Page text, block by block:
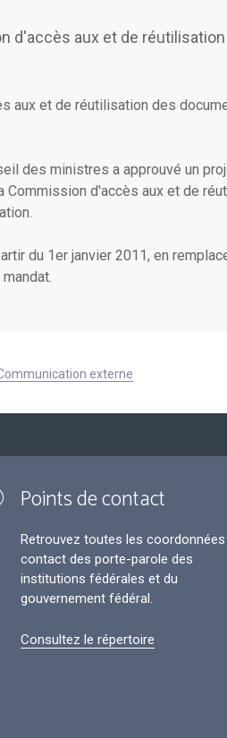
d'accès aux et de
aux et de réutilisation des
des ministres a approuvé un
d'accès aux et de
du 1er janvier 2011, en
externe
Points de contact
Retrouvez toutes les coordonnées
contact des porte-parole des
institutions fédérales et du
gouvernement fédéral.
Consultez le répertoire